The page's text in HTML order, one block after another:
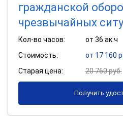
гражданской
чрезвычайных
Кол-во часов:
от 36 ак.ч
Стоимость:
от 17 160
Старая цена:
20 760 руб.
Получить